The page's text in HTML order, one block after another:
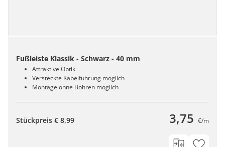
Fußleiste Klassik - Schwarz - 40 mm
Attraktive Optik
Versteckte Kabelführung möglich
Montage ohne Bohren möglich
Stückpreis € 8,99 3,75 €/m